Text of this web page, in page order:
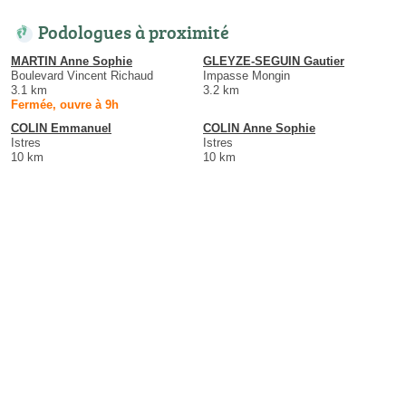
Podologues à proximité
MARTIN Anne Sophie
Boulevard Vincent Richaud
3.1 km
Fermée, ouvre à 9h
GLEYZE-SEGUIN Gautier
Impasse Mongin
3.2 km
COLIN Emmanuel
Istres
10 km
COLIN Anne Sophie
Istres
10 km